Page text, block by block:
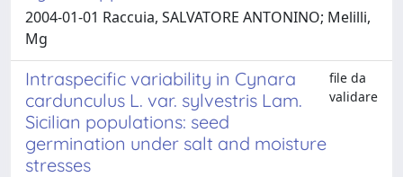
2004-01-01 Raccuia, SALVATORE ANTONINO; Melilli,
Mg
Intraspecific variability in Cynara
cardunculus L. var. sylvestris Lam.
Sicilian populations: seed
germination under salt and moisture
stresses
file da
validare